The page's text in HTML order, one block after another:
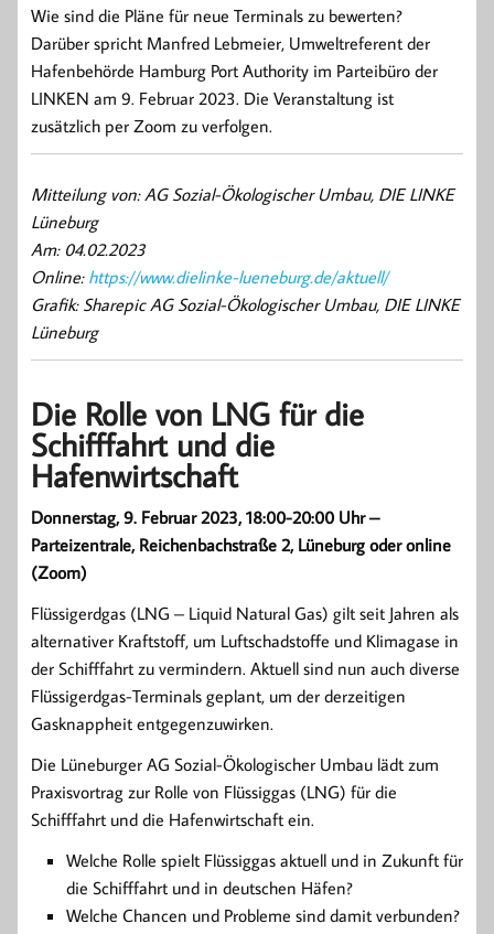
Wie sind die Pläne für neue Terminals zu bewerten?
Darüber spricht Manfred Lebmeier, Umweltreferent der
Hafenbehörde Hamburg Port Authority im Parteibüro der
LINKEN am 9. Februar 2023. Die Veranstaltung ist
zusätzlich per Zoom zu verfolgen.
Mitteilung von: AG Sozial-Ökologischer Umbau, DIE LINKE
Lüneburg
Am: 04.02.2023
Online: https://www.dielinke-lueneburg.de/aktuell/
Grafik: Sharepic AG Sozial-Ökologischer Umbau, DIE LINKE
Lüneburg
Die Rolle von LNG für die
Schifffahrt und die
Hafenwirtschaft
Donnerstag, 9. Februar 2023, 18:00-20:00 Uhr –
Parteizentrale, Reichenbachstraße 2, Lüneburg oder online
(Zoom)
Flüssigerdgas (LNG – Liquid Natural Gas) gilt seit Jahren als
alternativer Kraftstoff, um Luftschadstoffe und Klimagase in
der Schifffahrt zu vermindern. Aktuell sind nun auch diverse
Flüssigerdgas-Terminals geplant, um der derzeitigen
Gasknappheit entgegenzuwirken.
Die Lüneburger AG Sozial-Ökologischer Umbau lädt zum
Praxisvortrag zur Rolle von Flüssiggas (LNG) für die
Schifffahrt und die Hafenwirtschaft ein.
Welche Rolle spielt Flüssiggas aktuell und in Zukunft für
die Schifffahrt und in deutschen Häfen?
Welche Chancen und Probleme sind damit verbunden?